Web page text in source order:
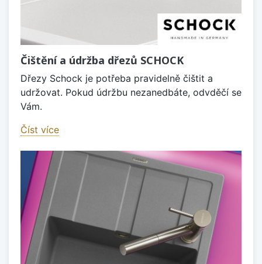
Čištění a údržba dřezů SCHOCK
Dřezy Schock je potřeba pravidelně čištit a
udržovat. Pokud údržbu nezanedbáte, odvděčí se
Vám.
Číst více